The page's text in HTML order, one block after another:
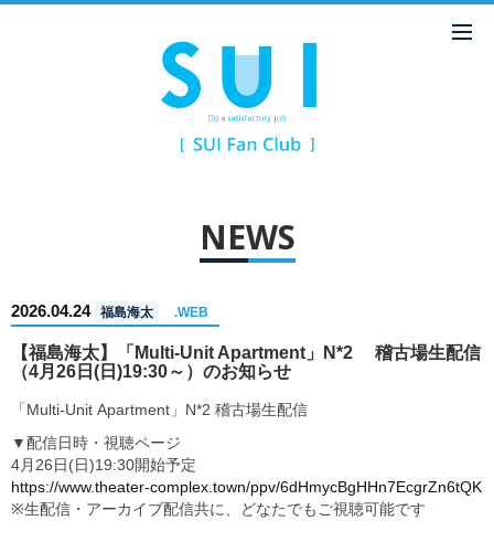
NEWS
2026.04.24 福島海太 .WEB
【福島海太】「Multi-Unit Apartment」N*2 稽古場生配信
（4月26日(日)19:30～）のお知らせ
「Multi-Unit Apartment」N*2 稽古場生配信
▼配信日時・視聴ページ
4月26日(日)19:30開始予定
https://www.theater-complex.town/ppv/6dHmycBgHHn7EcgrZn6tQK
※生配信・アーカイブ配信共に、どなたでもご視聴可能です